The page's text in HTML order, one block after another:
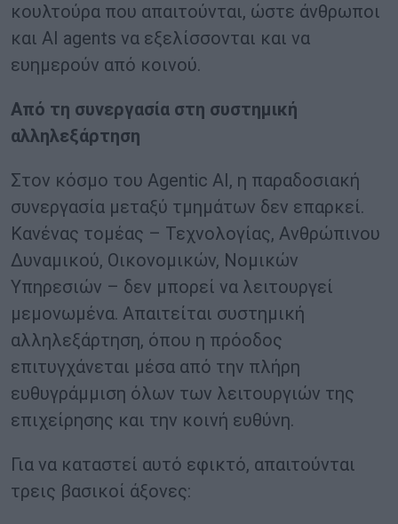
κουλτούρα που απαιτούνται, ώστε άνθρωποι
και AI agents να εξελίσσονται και να
ευημερούν από κοινού.
Από τη συνεργασία στη συστημική
αλληλεξάρτηση
Στον κόσμο του Αgentic AI, η παραδοσιακή
συνεργασία μεταξύ τμημάτων δεν επαρκεί.
Κανένας τομέας – Τεχνολογίας, Ανθρώπινου
Δυναμικού, Οικονομικών, Νομικών
Υπηρεσιών – δεν μπορεί να λειτουργεί
μεμονωμένα. Απαιτείται συστημική
αλληλεξάρτηση, όπου η πρόοδος
επιτυγχάνεται μέσα από την πλήρη
ευθυγράμμιση όλων των λειτουργιών της
επιχείρησης και την κοινή ευθύνη.
Για να καταστεί αυτό εφικτό, απαιτούνται
τρεις βασικοί άξονες: